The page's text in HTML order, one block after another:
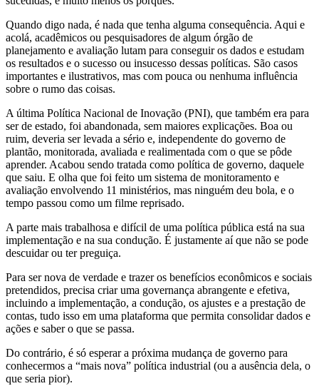
Quando digo nada, é nada que tenha alguma consequência. Aqui e
acolá, acadêmicos ou pesquisadores de algum órgão de
planejamento e avaliação lutam para conseguir os dados e estudam
os resultados e o sucesso ou insucesso dessas políticas. São casos
importantes e ilustrativos, mas com pouca ou nenhuma influência
sobre o rumo das coisas.
A última Política Nacional de Inovação (PNI), que também era para
ser de estado, foi abandonada, sem maiores explicações. Boa ou
ruim, deveria ser levada a sério e, independente do governo de
plantão, monitorada, avaliada e realimentada com o que se pôde
aprender. Acabou sendo tratada como política de governo, daquele
que saiu. E olha que foi feito um sistema de monitoramento e
avaliação envolvendo 11 ministérios, mas ninguém deu bola, e o
tempo passou como um filme reprisado.
A parte mais trabalhosa e difícil de uma política pública está na sua
implementação e na sua condução. É justamente aí que não se pode
descuidar ou ter preguiça.
Para ser nova de verdade e trazer os benefícios econômicos e sociais
pretendidos, precisa criar uma governança abrangente e efetiva,
incluindo a implementação, a condução, os ajustes e a prestação de
contas, tudo isso em uma plataforma que permita consolidar dados e
ações e saber o que se passa.
Do contrário, é só esperar a próxima mudança de governo para
conhecermos a “mais nova” política industrial (ou a ausência dela, o
que seria pior).